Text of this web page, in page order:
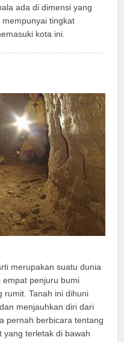
ada di dimensi yang
tingkat
kota ini.
merupakan suatu dunia
empat penjuru bumi
rumit. Tanah ini dihuni
menjauhkan diri dari
pernah berbicara tentang
yang terletak di bawah